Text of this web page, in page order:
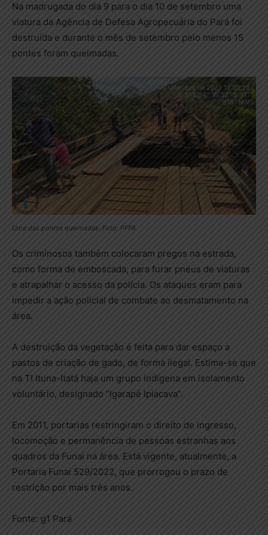
Na madrugada do dia 9 para o dia 10 de setembro uma
viatura da Agência de Defesa Agropecuária do Pará foi
destruída e durante o mês de setembro pelo menos 15
pontes foram queimadas.
Uma das pontes queimadas. Foto: PFPA
Os criminosos também colocaram pregos na estrada,
como forma de emboscada, para furar pneus de viaturas
e atrapalhar o acesso da polícia. Os ataques eram para
impedir a ação policial de combate ao desmatamento na
área.
A destruição da vegetação é feita para dar espaço a
pastos de criação de gado, de forma ilegal. Estima-se que
na TI Ituna-Itatá haja um grupo indígena em isolamento
voluntário, designado “Igarapé Ipiacava”.
Em 2011, portarias restringiram o direito de ingresso,
locomoção e permanência de pessoas estranhas aos
quadros da Funai na área. Está vigente, atualmente, a
Portaria Funai 529/2022, que prorrogou o prazo de
restrição por mais três anos.
Fonte: g1 Pará